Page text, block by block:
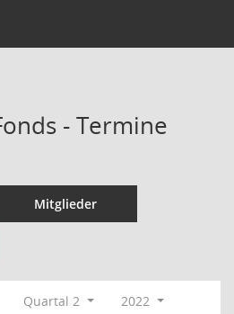
- Termine
Mitglieder
Quartal 2
2022